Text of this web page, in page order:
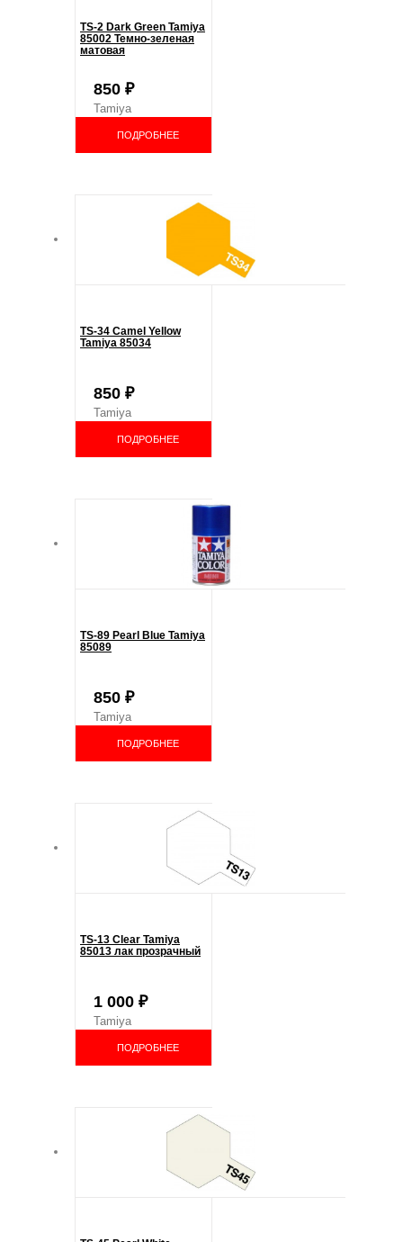
TS-2 Dark Green Tamiya
85002 Темно-зеленая
матовая
850 ₽
Tamiya
ПОДРОБНЕЕ
TS-34 Camel Yellow
Tamiya 85034
850 ₽
Tamiya
ПОДРОБНЕЕ
TS-89 Pearl Blue Tamiya
85089
850 ₽
Tamiya
ПОДРОБНЕЕ
TS-13 Clear Tamiya
85013 лак прозрачный
1 000 ₽
Tamiya
ПОДРОБНЕЕ